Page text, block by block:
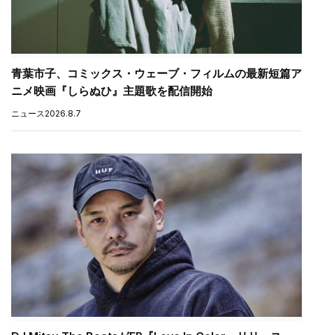
青葉市子、コミックス・ウェーブ・フィルムの最新短篇ア
ニメ映画『しらぬひ』主題歌を配信開始
ニュース2026.8.7